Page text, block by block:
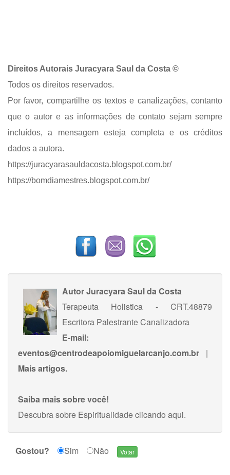
Direitos Autorais Juracyara Saul da Costa ©
Todos os direitos reservados.
Por favor, compartilhe os textos e canalizações, contanto
que o autor e as informações de contato sejam sempre
incluídos, a mensagem esteja completa e os créditos
dados a autora.
https://juracyarasauldacosta.blogspot.com.br/
https://bomdiamestres.blogspot.com.br/
AutorJuracyara Saul da Costa
Terapeuta Holistica - CRT.48879
Escritora Palestrante Canalizadora
E-mail:
eventos@centrodeapoiomiguelarcanjo.com.br |
Mais artigos.
Saiba mais sobre você!
Descubra sobre Espiritualidadeclicando aqui.
Gostou? Sim Não